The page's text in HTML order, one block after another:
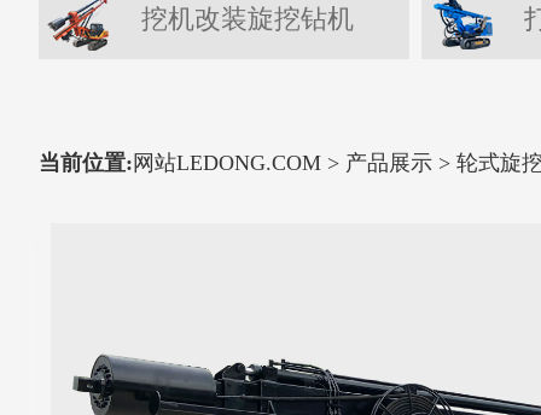
挖机改装旋挖钻机
当前位置: 网站LEDONG.COM > 产品展示 > 轮式旋